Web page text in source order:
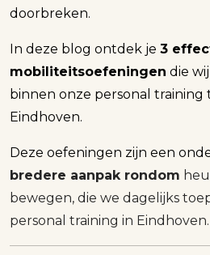
doorbreken.
In deze blog ontdek je 3
mobiliteitsoefeningen die
binnen onze personal training
Eindhoven.
Deze oefeningen zijn een
bredere aanpak rondom
bewegen, die we dagelijks
personal training in Eindhoven.